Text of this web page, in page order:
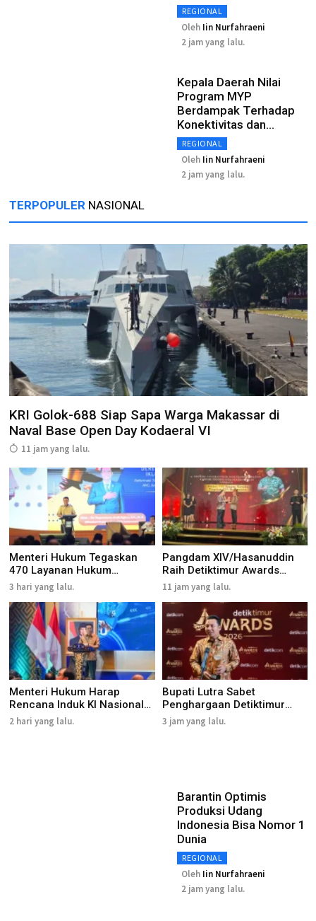
REGIONAL
Oleh Iin Nurfahraeni
2 jam yang lalu.
Kepala Daerah Nilai
Program MYP
Berdampak Terhadap
Konektivitas dan
Ekonomi
REGIONAL
Oleh Iin Nurfahraeni
2 jam yang lalu.
TERPOPULER NASIONAL
KRI Golok-688 Siap Sapa Warga Makassar di
Naval Base Open Day Kodaeral VI
11 jam yang lalu.
Menteri Hukum Tegaskan
470 Layanan Hukum
Sepenuhny...
3 hari yang lalu.
Pangdam XIV/Hasanuddin
Raih Detiktimur Awards
2026...
11 jam yang lalu.
Menteri Hukum Harap
Rencana Induk KI Nasional
2027...
2 hari yang lalu.
Bupati Lutra Sabet
Penghargaan Detiktimur
Awards 2...
3 jam yang lalu.
Barantin Optimis
Produksi Udang
Indonesia Bisa Nomor 1
Dunia
REGIONAL
Oleh Iin Nurfahraeni
2 jam yang lalu.